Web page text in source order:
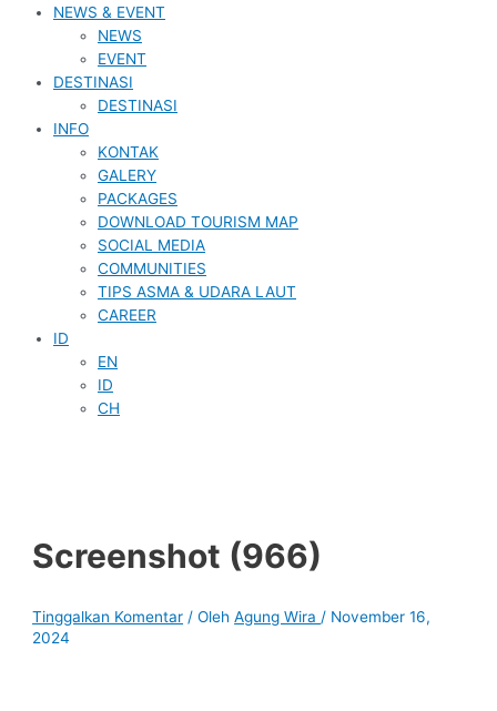
NEWS & EVENT
NEWS
EVENT
DESTINASI
DESTINASI
INFO
KONTAK
GALERY
PACKAGES
DOWNLOAD TOURISM MAP
SOCIAL MEDIA
COMMUNITIES
TIPS ASMA & UDARA LAUT
CAREER
ID
EN
ID
CH
Screenshot (966)
Tinggalkan Komentar / OlehAgung Wira / November 16,
2024